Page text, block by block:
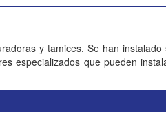
y tamices. Se han
especializados que pueden